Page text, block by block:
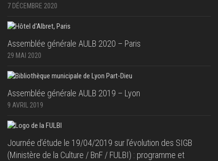
7 DÉCEMBRE 2020
Assemblée générale AULB 2020 – Paris
29 MAI 2020
Assemblée générale AULB 2019 – Lyon
9 AVRIL 2019
Journée d’étude le 19/04/2019 sur l’évolution des SIGB
(Ministère de la Culture / BnF / FULBI) : programme et